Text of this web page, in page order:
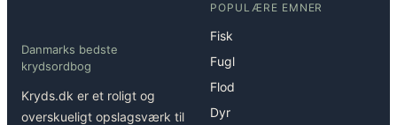
Danmarks bedste
krydsordbog
Kryds.dk er et roligt og
overskueligt opslagsværk til
POPULÆRE EMNER
Fisk
Fugl
Flod
Dyr